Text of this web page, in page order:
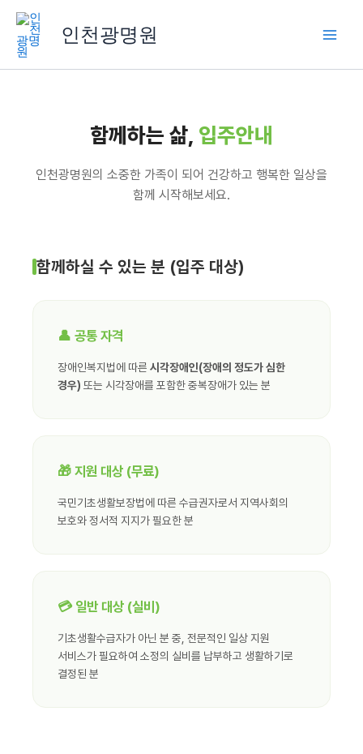
로
인천광명원
함께하는 삶, 입주안내
인천광명원의 소중한 가족이 되어 건강하고 행복한 일상을
함께 시작해보세요.
함께하실 수 있는 분 (입주 대상)
👤 공통 자격
장애인복지법에 따른 시각장애인(장애의 정도가 심한
경우) 또는 시각장애를 포함한 중복장애가 있는 분
🎁 지원 대상 (무료)
국민기초생활보장법에 따른 수급권자로서 지역사회의
보호와 정서적 지지가 필요한 분
💳 일반 대상 (실비)
기초생활수급자가 아닌 분 중, 전문적인 일상 지원
서비스가 필요하여 소정의 실비를 납부하고 생활하기로
결정된 분